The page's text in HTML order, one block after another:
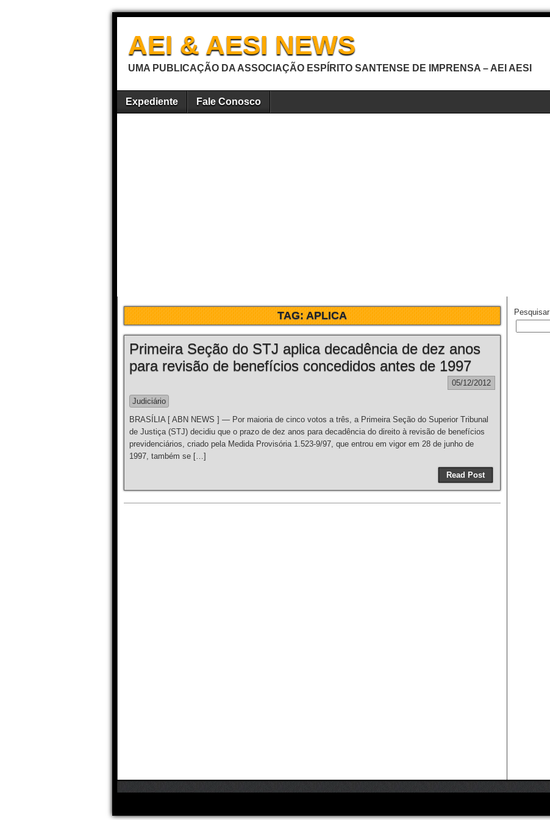
AEI & AESI NEWS
UMA PUBLICAÇÃO DA ASSOCIAÇÃO ESPÍRITO SANTENSE DE IMPRENSA – AEI AESI
Expediente Fale Conosco
TAG:APLICA
Primeira Seção do STJ aplica decadência de dez anos
para revisão de benefícios concedidos antes de 1997
05/12/2012
Judiciário
BRASÍLIA [ ABN NEWS ] — Por maioria de cinco votos a três, a Primeira Seção do Superior Tribunal
de Justiça (STJ) decidiu que o prazo de dez anos para decadência do direito à revisão de benefícios
previdenciários, criado pela Medida Provisória 1.523-9/97, que entrou em vigor em 28 de junho de
1997, também se […]
Read Post
Pesquisar